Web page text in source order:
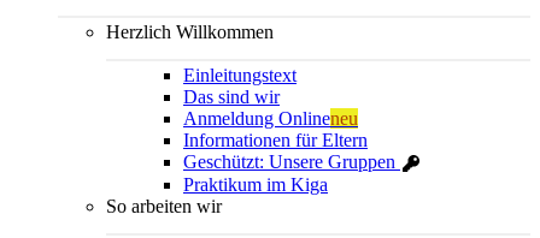
Herzlich Willkommen
Einleitungstext
Das sind wir
Anmeldung Onlineneu
Informationen für Eltern
Geschützt: Unsere Gruppen
Praktikum im Kiga
So arbeiten wir